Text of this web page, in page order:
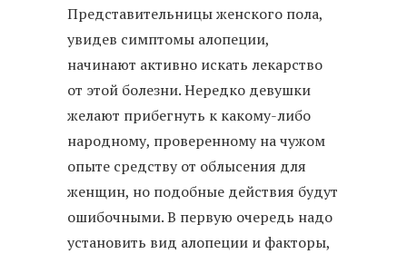
Представительницы женского пола,
увидев симптомы алопеции,
начинают активно искать лекарство
от этой болезни. Нередко девушки
желают прибегнуть к какому-либо
народному, проверенному на чужом
опыте средству от облысения для
женщин, но подобные действия будут
ошибочными. В первую очередь надо
установить вид алопеции и факторы,